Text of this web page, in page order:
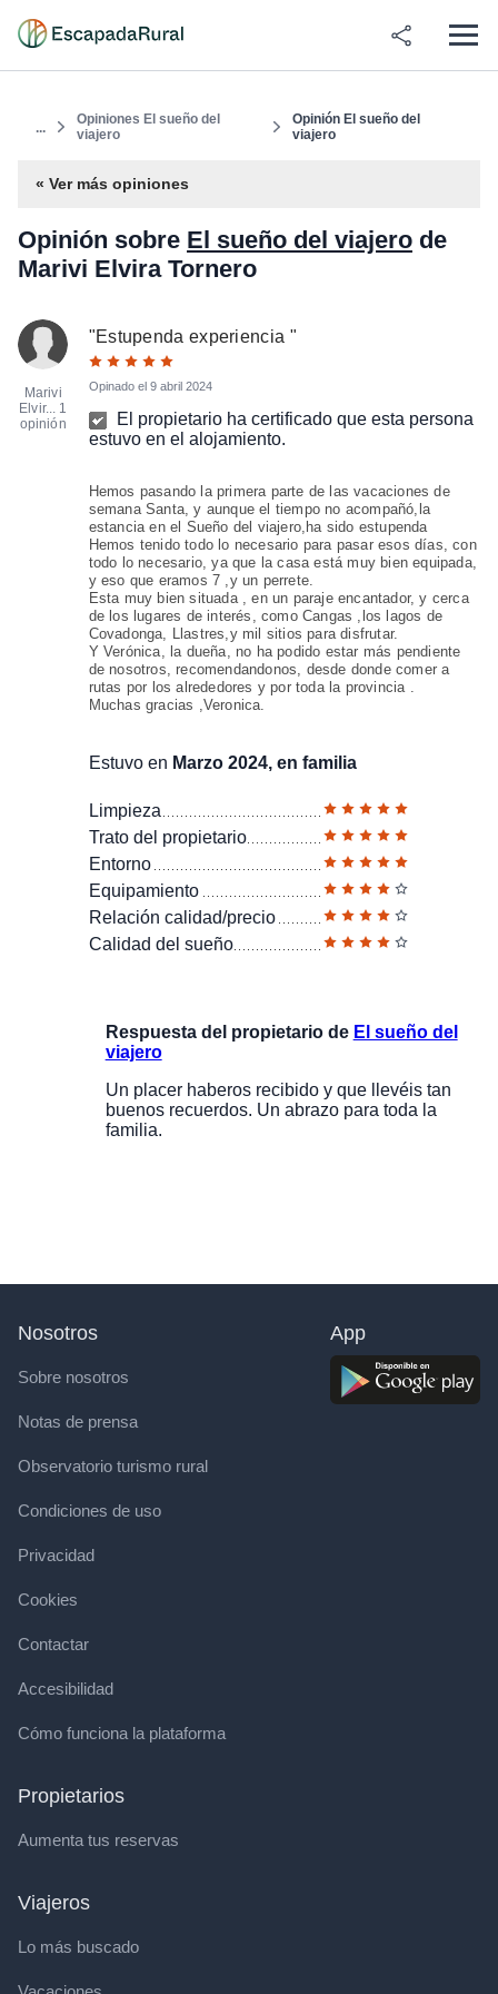
...
Opiniones El sueño del
viajero
Opinión El sueño del
viajero
« Ver más opiniones
Opinión sobre El sueño del viajero de
Marivi Elvira Tornero
Marivi
Elvir... 1
opinión
"Estupenda experiencia "
Opinado el 9 abril 2024
El propietario ha certificado que esta persona
estuvo en el alojamiento.
Hemos pasando la primera parte de las vacaciones de
semana Santa, y aunque el tiempo no acompañó,la
estancia en el Sueño del viajero,ha sido estupenda
Hemos tenido todo lo necesario para pasar esos días, con
todo lo necesario, ya que la casa está muy bien equipada,
y eso que eramos 7 ,y un perrete.
Esta muy bien situada , en un paraje encantador, y cerca
de los lugares de interés, como Cangas ,los lagos de
Covadonga, Llastres,y mil sitios para disfrutar.
Y Verónica, la dueña, no ha podido estar más pendiente
de nosotros, recomendandonos, desde donde comer a
rutas por los alrededores y por toda la provincia .
Muchas gracias ,Veronica.
Estuvo en Marzo 2024, en familia
Limpieza
Trato del propietario
Entorno
Equipamiento
Relación calidad/precio
Calidad del sueño
Respuesta del propietario de El sueño del
viajero
Un placer haberos recibido y que llevéis tan
buenos recuerdos. Un abrazo para toda la
familia.
Nosotros
Sobre nosotros
Notas de prensa
Observatorio turismo rural
Condiciones de uso
Privacidad
Cookies
Contactar
Accesibilidad
Cómo funciona la plataforma
Propietarios
Aumenta tus reservas
Viajeros
Lo más buscado
App